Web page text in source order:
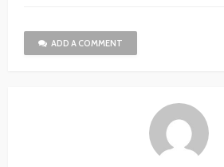
ADD A COMMENT